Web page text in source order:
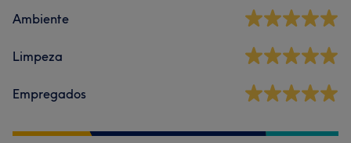
Ambiente
Limpeza
Empregados